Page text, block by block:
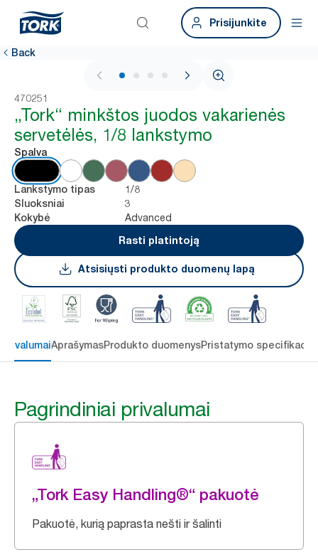
Prisijunkite
Back
1 / 4
470251
„Tork“ minkštos juodos vakarienės
servetėlės, 1/8 lankstymo
Spalva
Lankstymo tipas 1/8
Sluoksniai 3
Kokybė
Advanced
Rasti platintoją
Atsisiųsti produkto duomenų lapą
AprašymasProdukto duomenysPristatymo
Pagrindiniai privalumai
„Tork Easy Handling®“ pakuotė
Pakuotė, kurią paprasta nešti ir šalinti